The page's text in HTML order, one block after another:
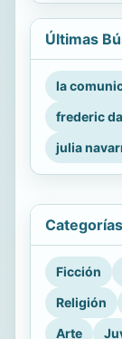
Últimas
la
frederic
julia
Ficción
Religión
Arte